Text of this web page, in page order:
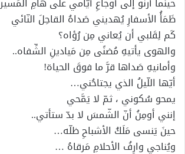
ظَمَأُ الأسفارِ يُهديني صَداهُ القاحِلَ النّائي
كَم لِقَلبي أن يُعاني مِن رُؤاه؟
والهوى يأتيهِ مُضنًى مِن مَيادينِ الشِّفاه..
وأمانيهِ صَداها قرَّ ما فوقَ الحياة!
أيّها اللّيلُ الذي يجتاحُني…
يمحو سُكوني ، ثمّ لا يَمَّحي
إنني أومِنُ أنّ الشّمسَ لا بدّ ستأتي..
حينَ يَنسى مَلَكُ الأشباحِ ظلّه…
ويُناجي وارِفُ الأحلامِ مَرقاهُ …